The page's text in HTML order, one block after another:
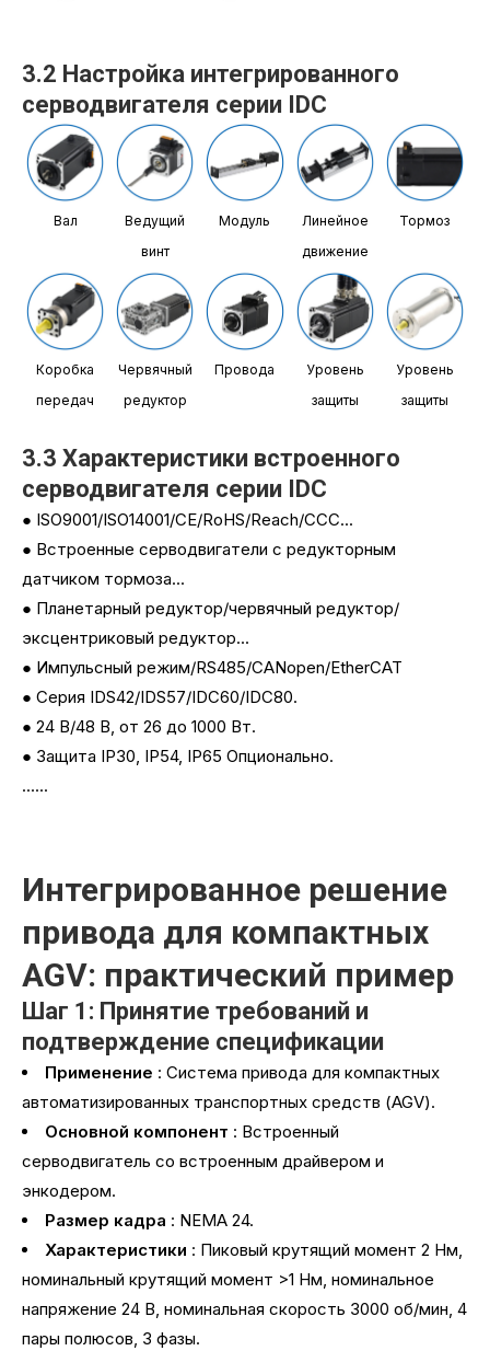
3.2 Настройка интегрированного
серводвигателя серии IDC
Вал
Ведущий
винт
Модуль
Линейное
движение
Тормоз
Коробка
передач
Червячный
редуктор
Провода
Уровень
защиты
Уровень
защиты
3.3 Характеристики встроенного
серводвигателя серии IDC
● ISO9001/ISO14001/CE/RoHS/Reach/CCC...
● Встроенные серводвигатели с редукторным
датчиком тормоза...
● Планетарный редуктор/червячный редуктор/
эксцентриковый редуктор...
● Импульсный режим/RS485/CANopen/EtherCAT
● Серия IDS42/IDS57/IDC60/IDC80.
● 24 В/48 В, от 26 до 1000 Вт.
● Защита IP30, IP54, IP65 Опционально.
......
Интегрированное решение
привода для компактных
AGV: практический пример
Шаг 1: Принятие требований и
подтверждение спецификации
Применение : Система привода для компактных
автоматизированных транспортных средств (AGV).
Основной компонент : Встроенный
серводвигатель со встроенным драйвером и
энкодером.
Размер кадра : NEMA 24.
Характеристики : Пиковый крутящий момент 2 Нм,
номинальный крутящий момент >1 Нм, номинальное
напряжение 24 В, номинальная скорость 3000 об/мин, 4
пары полюсов, 3 фазы.